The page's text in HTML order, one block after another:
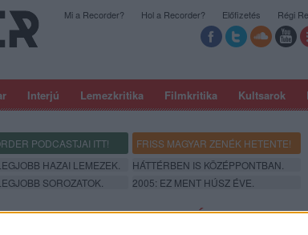
Interjú Lemezkritika Filmkritika Kultsarok
Mi a Recorder? Hol a Recorder? Előfizetés Régi
PODCASTJAI ITT!
FRISS MAGYAR ZENÉK HETENTE!
HAZAI LEMEZEK.
HÁTTÉRBEN IS KÖZÉPPONTBAN.
SOROZATOK. 2005: EZ MENT HÚSZ ÉVE.
A MAGYAR ZENÉKET A 2026-